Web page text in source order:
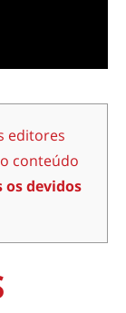
editores
conteúdo
os devidos